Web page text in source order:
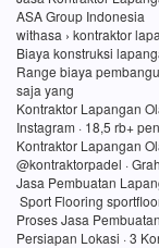
ASA Group Indonesia
withasa › kontraktor
Biaya konstruksi
Range biaya
saja yang
Kontraktor Lapangan
Instagram · 18,5 rb+
Kontraktor Lapangan
@kontraktorpadel ·
Jasa Pembuatan
Sport Flooring
Proses Jasa
Persiapan Lokasi · 3